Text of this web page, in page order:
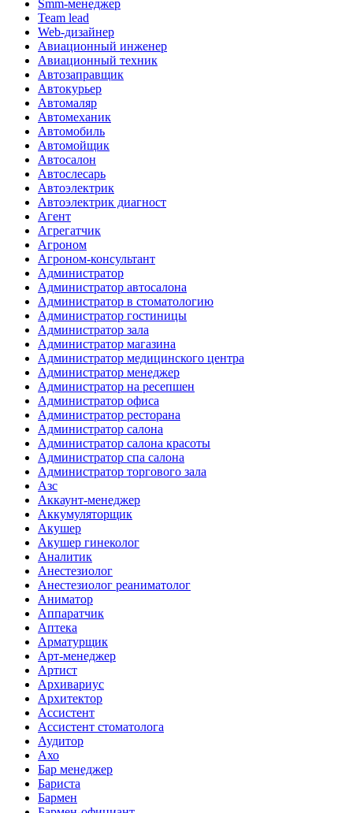
Smm-менеджер
Team lead
Web-дизайнер
Авиационный инженер
Авиационный техник
Автозаправщик
Автокурьер
Автомаляр
Автомеханик
Автомобиль
Автомойщик
Автосалон
Автослесарь
Автоэлектрик
Автоэлектрик диагност
Агент
Агрегатчик
Агроном
Агроном-консультант
Администратор
Администратор автосалона
Администратор в стоматологию
Администратор гостиницы
Администратор зала
Администратор магазина
Администратор медицинского центра
Администратор менеджер
Администратор на ресепшен
Администратор офиса
Администратор ресторана
Администратор салона
Администратор салона красоты
Администратор спа салона
Администратор торгового зала
Азс
Аккаунт-менеджер
Аккумуляторщик
Акушер
Акушер гинеколог
Аналитик
Анестезиолог
Анестезиолог реаниматолог
Аниматор
Аппаратчик
Аптека
Арматурщик
Арт-менеджер
Артист
Архивариус
Архитектор
Ассистент
Ассистент стоматолога
Аудитор
Ахо
Бар менеджер
Бариста
Бармен